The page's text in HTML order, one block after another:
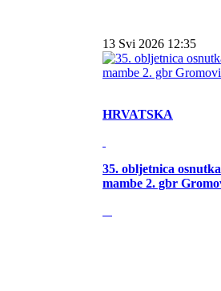
13 Svi 2026 12:35
HRVATSKA
35. obljetnica
mambe 2. gbr